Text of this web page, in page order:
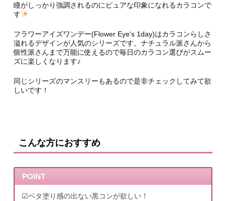
瞳がしっかり強調されるのにピュアな印象になれるカラコンで
す
フラワーアイズワンデー(Flower Eye‘s 1day)はカラコンらしさ
溢れるデザインが人気のシリーズです。ナチュラル派さんから
個性派さんまで万能に使えるので毎日のカラコン選びがスムー
ズに楽しくなります♪
同じシリーズのマンスリーもあるので是非チェックしてみて欲
しいです！
こんな方におすすめ
POINT
☑︎ベタ塗り感の出ない黒コンが欲しい！